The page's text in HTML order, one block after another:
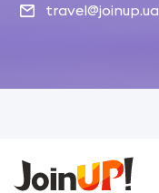
travel@joinup.ua